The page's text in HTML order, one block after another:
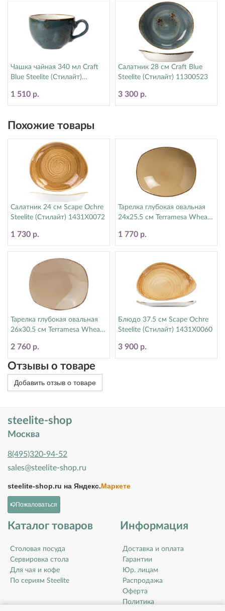
Чашка чайная 340 мл Craft
Blue Steelite (Стилайт)
1 510 р.
Салатник 28 см Craft Blue
Steelite (Стилайт) 11300523
3 300 р.
Похожие товары
Салатник 24 см Scape Ochre
Steelite (Стилайт) 1431X0072
1 730 р.
Тарелка глубокая овальная
24х25.5 см Terramesa Wheat
1 770 р.
Тарелка глубокая овальная
26х30.5 см Terramesa Wheat
2 760 р.
Блюдо 37.5 см Scape Ochre
Steelite (Стилайт) 1431X0060
3 900 р.
Отзывы о товаре
Добавить отзыв о товаре
steelite-shop
Москва
8(495)320-94-52
sales@steelite-shop.ru
steelite-shop.ru на Яндекс.Маркете
Пожаловаться
Каталог товаров
Столовая посуда
Сервировка стола
Для чая и кофе
По сериям Steelite
Информация
Доставка и оплата
Гарантии
Юр. лицам
Распродажа
Оферта
Политика